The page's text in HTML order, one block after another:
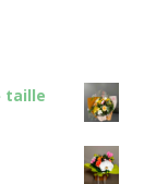
taille